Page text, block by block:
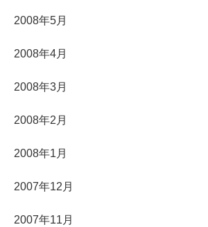
2008年5月
2008年4月
2008年3月
2008年2月
2008年1月
2007年12月
2007年11月